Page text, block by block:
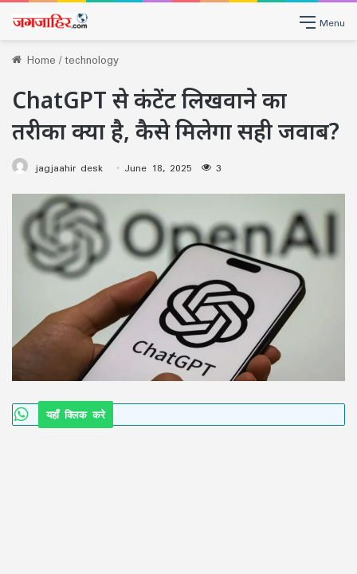
Menu
Home/technology
ChatGPT से कंटेंट लिखवाने का
तरीका क्या है, कैसे मिलेगा सही जवाब?
jagjaahir desk June 18, 2025 3
यहाँ क्लिक करे